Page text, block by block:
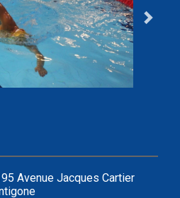
Avenue Jacques Cartier